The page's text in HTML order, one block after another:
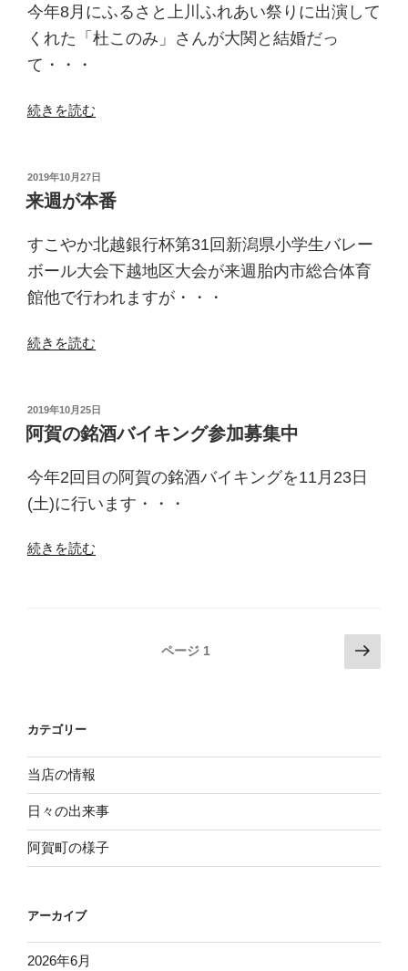
の
甘
か”
今年8月にふるさと上川ふれあい祭りに出演して
くれた「杜このみ」さんが大関と結婚だっ
て・・・
“ビ
リ
し
し
た・・・”
続きを読む
投
稿
日:
2019年10月27日
来週が本番
すこやか北越銀行杯第31回新潟県小学生バレー
ボール大会下越地区大会が来週胎内市総合体育
館他で行われますが・・・
“来
本
番”
続きを読む
投
稿
日:
2019年10月25日
阿賀の銘酒バイキング参加募集中
今年2回目の阿賀の銘酒バイキングを11月23日
(土)に行います・・・
“阿
ン
参
募
集
中”
続きを読む
ビ
ー
シ
ョ
ン
ページ 1
次
の
カテゴリー
当店の情報
日々の出来事
阿賀町の様子
アーカイブ
2026年6月